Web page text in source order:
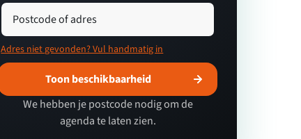
Postcode of adres
Adres niet gevonden? Vul handmatig in
Toon beschikbaarheid
We hebben je postcode nodig om de
agenda te laten zien.